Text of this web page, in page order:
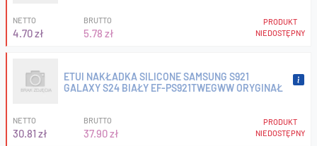
NETTO
4.70 zł
BRUTTO
5.78 zł
PRODUKT
NIEDOSTĘPNY
ETUI NAKŁADKA SILICONE SAMSUNG S921
GALAXY S24 BIAŁY EF-PS921TWEGWW ORYGINAŁ
NETTO
30.81 zł
BRUTTO
37.90 zł
PRODUKT
NIEDOSTĘPNY